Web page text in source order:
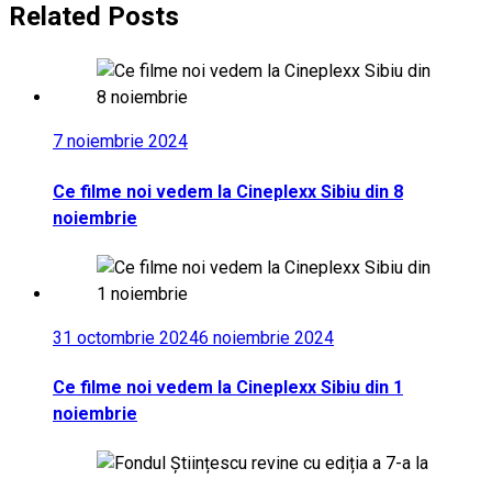
Related Posts
7 noiembrie 2024
Ce filme noi vedem la Cineplexx Sibiu din 8
noiembrie
31 octombrie 20246 noiembrie 2024
Ce filme noi vedem la Cineplexx Sibiu din 1
noiembrie